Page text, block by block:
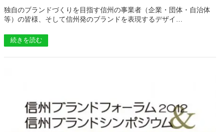
独自のブランドづくりを目指す信州の事業者（企業・団体・自治体
等）の皆様、そして信州発のブランドを表現するデザイ…
続きを読む